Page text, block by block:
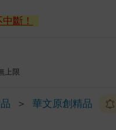
斷！
上限
＞ 華文原創精品